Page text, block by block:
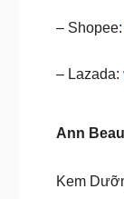
– Shopee:
– Lazada:
Ann
Kem